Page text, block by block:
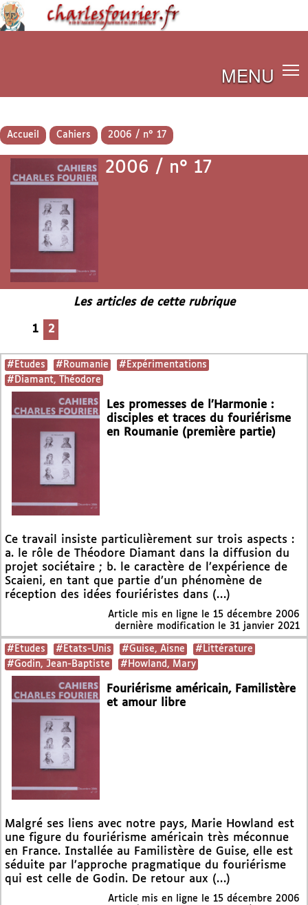
MENU
Accueil Cahiers 2006 / n° 17
2006 / n° 17
Les articles de cette rubrique
1 2
#Etudes #Roumanie
#Expérimentations
#Diamant, Théodore
Les promesses de l’Harmonie :
disciples et traces du fouriérisme
en Roumanie (première partie)
Ce travail insiste particulièrement sur trois aspects :
a. le rôle de Théodore Diamant dans la diffusion du
projet sociétaire ; b. le caractère de l’expérience de
Scaieni, en tant que partie d’un phénomène de
réception des idées fouriéristes dans (…)
Article mis en ligne le 15 décembre 2006
dernière modification le 31 janvier 2021
#Etudes #Etats-Unis #Guise, Aisne
#Littérature
#Godin, Jean-Baptiste
#Howland, Mary
Fouriérisme américain, Familistère
et amour libre
Malgré ses liens avec notre pays, Marie Howland est
une figure du fouriérisme américain très méconnue
en France. Installée au Familistère de Guise, elle est
séduite par l’approche pragmatique du fouriérisme
qui est celle de Godin. De retour aux (…)
Article mis en ligne le 15 décembre 2006